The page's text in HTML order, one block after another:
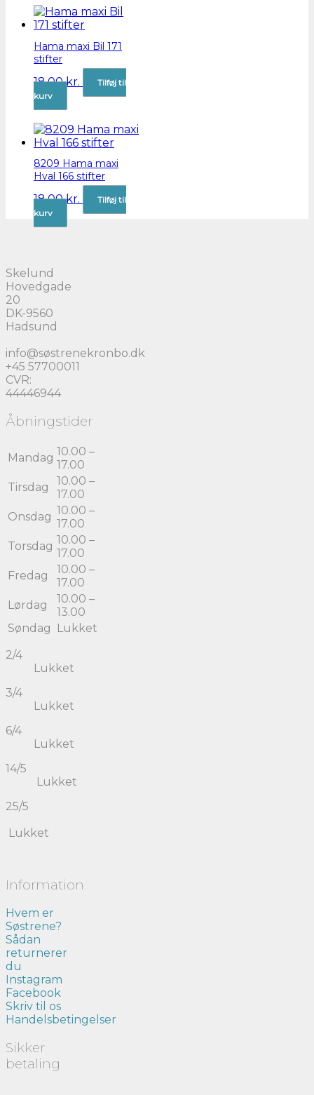
Hama maxi Bil 171
stifter
18,00kr.
Tilføj til
kurv
8209 Hama maxi
Hval 166 stifter
18,00kr.
Tilføj til
kurv
Skelund
Hovedgade
20
DK-9560
Hadsund
info@søstrenekronbo.dk
+45 57700011
CVR:
44446944
Åbningstider
Mandag 10.00 –
17.00
Tirsdag
10.00 –
17.00
Onsdag 10.00 –
17.00
Torsdag 10.00 –
17.00
Fredag
10.00 –
17.00
Lørdag
10.00 –
13.00
Søndag
Lukket
2/4
Lukket
3/4
Lukket
6/4
Lukket
14/5
Lukket
25/5
Lukket
Information
Hvem er
Søstrene?
Sådan
returnerer
du
Instagram
Facebook
Skriv til os
Handelsbetingelser
Sikker
betaling